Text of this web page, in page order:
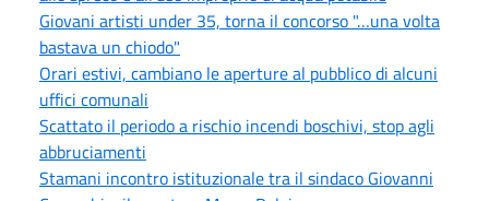
Giovani artisti under 35, torna il concorso "…una volta
bastava un chiodo"
Orari estivi, cambiano le aperture al pubblico di alcuni
uffici comunali
Scattato il periodo a rischio incendi boschivi, stop agli
abbruciamenti
Stamani incontro istituzionale tra il sindaco Giovanni